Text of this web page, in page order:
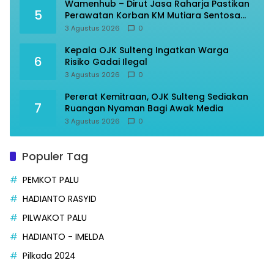
5
Wamenhub – Dirut Jasa Raharja Pastikan
Perawatan Korban KM Mutiara Sentosa
Optimal
3 Agustus 2026 0
6
Kepala OJK Sulteng Ingatkan Warga
Risiko Gadai Ilegal
3 Agustus 2026 0
7
Pererat Kemitraan, OJK Sulteng Sediakan
Ruangan Nyaman Bagi Awak Media
3 Agustus 2026 0
Populer Tag
PEMKOT PALU
HADIANTO RASYID
PILWAKOT PALU
HADIANTO - IMELDA
Pilkada 2024